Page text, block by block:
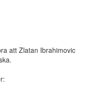
att Zlatan Ibrahimovic